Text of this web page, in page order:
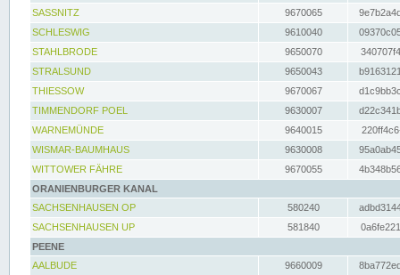
SASSNITZ
9670065
SCHLESWIG
9610040
STAHLBRODE
9650070
STRALSUND
9650043
THIESSOW
9670067
TIMMENDORF POEL
9630007
WARNEMÜNDE
9640015
WISMAR-BAUMHAUS
9630008
WITTOWER FÄHRE
9670055
ORANIENBURGER KANAL
SACHSENHAUSEN OP
580240
SACHSENHAUSEN UP
581840
PEENE
AALBUDE
9660009